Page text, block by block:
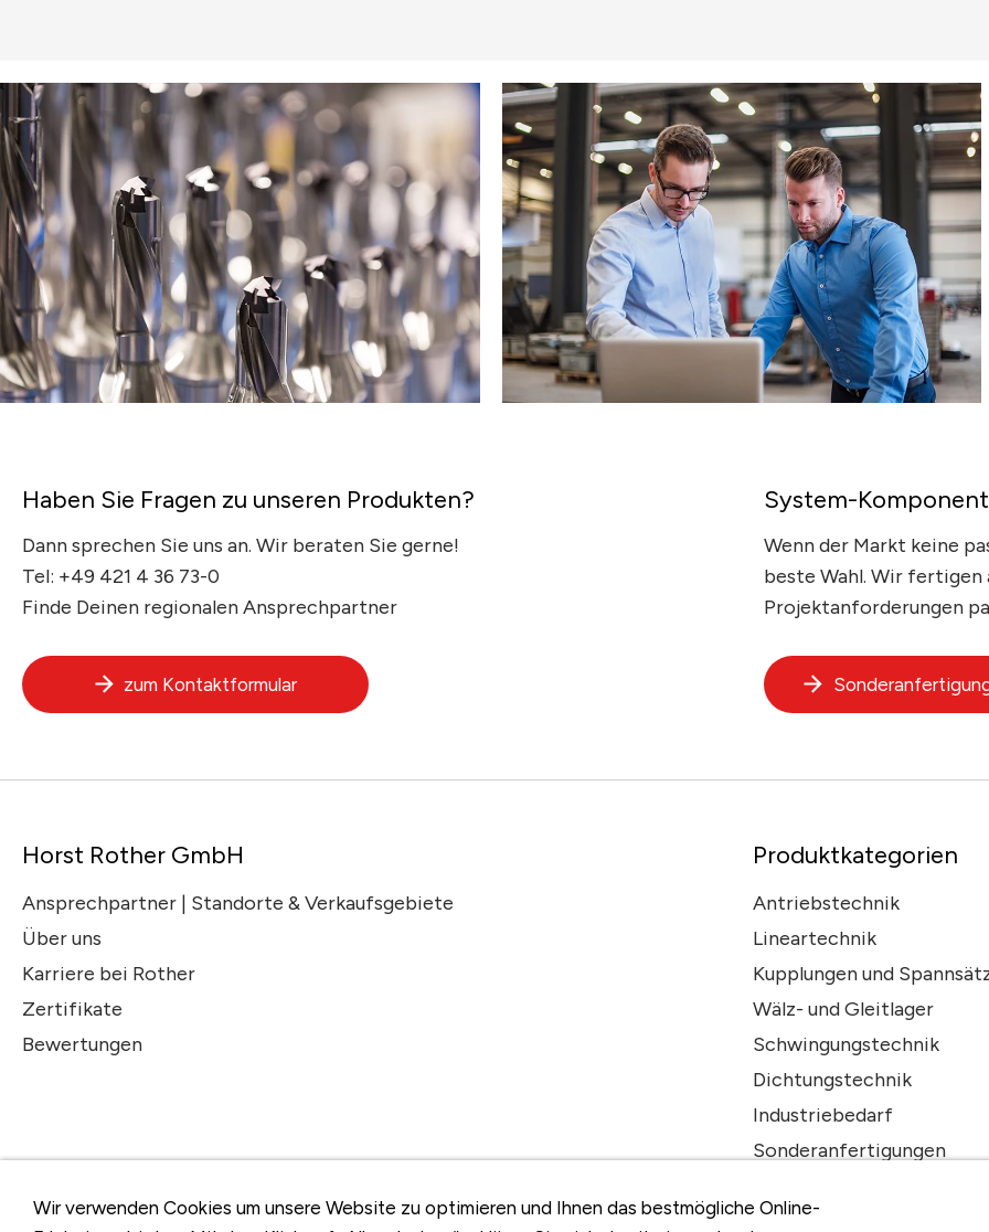
Haben Sie Fragen zu unseren Produkten?
Dann sprechen Sie uns an. Wir beraten Sie gerne!
Tel: +49 421 4 36 73-0
Finde Deinen regionalen Ansprechpartner
zum Kontaktformular
System-
Wenn der Markt keine
beste Wahl. Wir
Projektanforderungen
Horst Rother GmbH
Ansprechpartner | Standorte & Verkaufsgebiete
Über uns
Karriere bei Rother
Zertifikate
Bewertungen
Produktkategorien
Antriebstechnik
Lineartechnik
Kupplungen und
Wälz- und Gleitlager
Schwingungstechnik
Dichtungstechnik
Industriebedarf
Sonderanfertigungen
Wir verwenden Cookies um unsere Website zu optimieren und Ihnen das bestmögliche Online-